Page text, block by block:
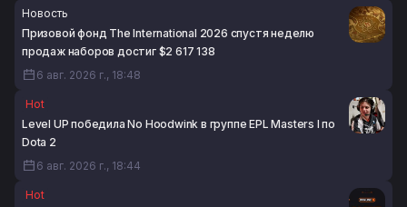
Новость
Призовой фонд The International 2026 спустя неделю
продаж наборов достиг $2 617 138
6 авг. 2026 г., 18:48
Hot
Level UP победила No Hoodwink в группе EPL Masters I по
Dota 2
6 авг. 2026 г., 18:44
Hot